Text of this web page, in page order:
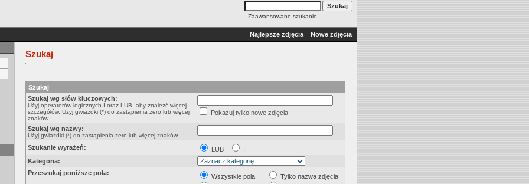
Zaawansowane szukanie
Najlepsze zdjęcia | Nowe zdjęcia
Szukaj
Szukaj
Szukaj wg słów kluczowych:
Użyj operatorów logicznych I oraz LUB, aby znależć więcej
szczegółów. Użyj gwiazdki (*) do zastąpienia zero lub więcej
znaków.
Pokazuj tylko nowe zdjęcia
Szukaj wg nazwy:
Użyj gwiazdki (*) do zastąpienia zero lub więcej znaków.
Szukanie wyrażeń: LUB
I
Kategoria:
Przeszukaj poniższe pola:
Wszystkie pola
Tylko nazwa zdjęcia